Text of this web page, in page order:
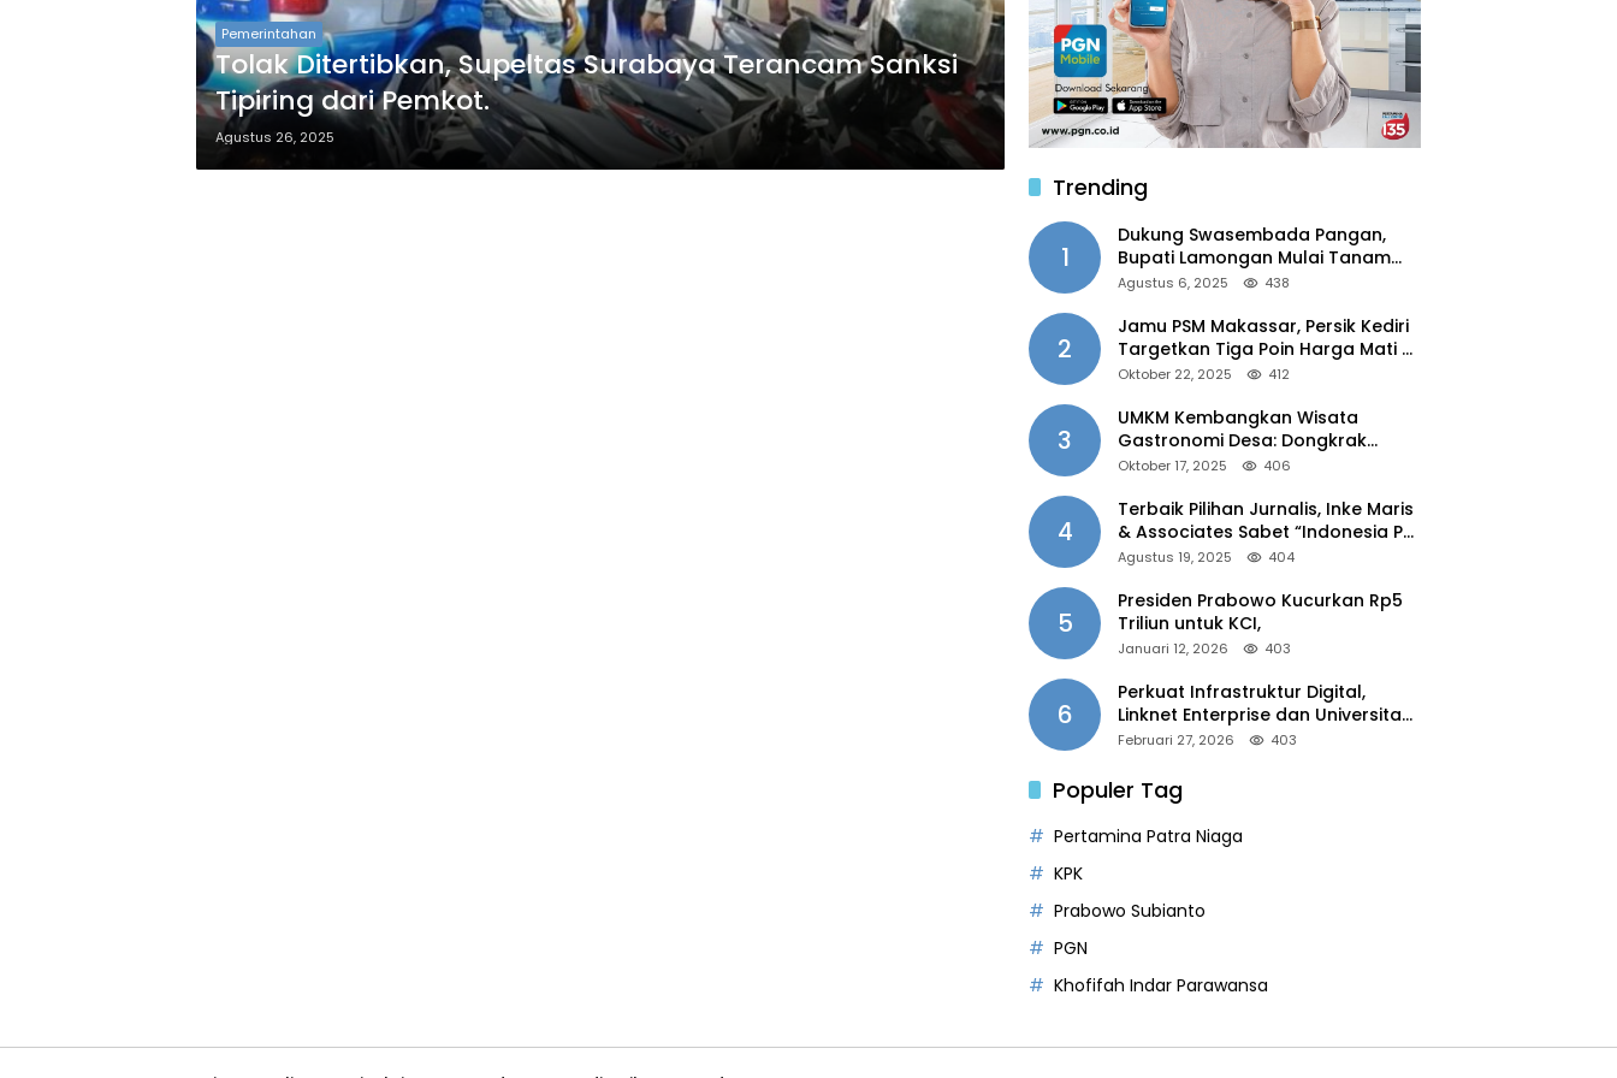
Pemerintahan
Tolak Ditertibkan, Supeltas Surabaya Terancam Sanksi
Tipiring dari Pemkot.
Agustus 26, 2025
Trending
1
Dukung Swasembada Pangan,
Bupati Lamongan Mulai Tanam
Padi Musim Ketiga
Agustus 6, 2025 438
2
Jamu PSM Makassar, Persik Kediri
Targetkan Tiga Poin Harga Mati di
Kandang
Oktober 22, 2025 412
3
UMKM Kembangkan Wisata
Gastronomi Desa: Dongkrak
Ekonomi Daerah, Perluas Pasar
Oktober 17, 2025 406
4
Terbaik Pilihan Jurnalis, Inke Maris
& Associates Sabet “Indonesia PR
of the Year 2025”
Agustus 19, 2025 404
5
Presiden Prabowo Kucurkan Rp5
Triliun untuk KCI,
Januari 12, 2026 403
6
Perkuat Infrastruktur Digital,
Linknet Enterprise dan Universitas
Jember Jalin Kolaborasi Smart
Februari 27, 2026 403
Populer Tag
Pertamina Patra Niaga
KPK
Prabowo Subianto
PGN
Khofifah Indar Parawansa